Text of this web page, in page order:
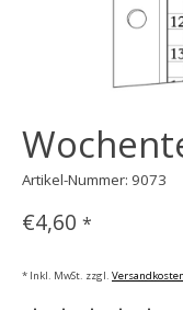
Artikel-Nummer: 9073
€4,60 *
* Inkl. MwSt. zzgl. Versandkosten